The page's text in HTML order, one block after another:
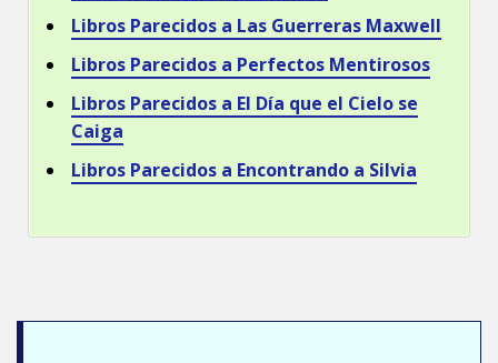
Libros Parecidos a Las Guerreras Maxwell
Libros Parecidos a Perfectos Mentirosos
Libros Parecidos a El Día que el Cielo se
Caiga
Libros Parecidos a Encontrando a Silvia